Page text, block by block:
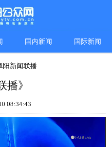
国内新闻 国际新闻
阳新闻联播
播》
08:34:43